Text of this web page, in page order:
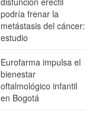
podría frenar la
metástasis del cáncer:
estudio
Eurofarma impulsa el
bienestar
oftalmológico infantil
en Bogotá